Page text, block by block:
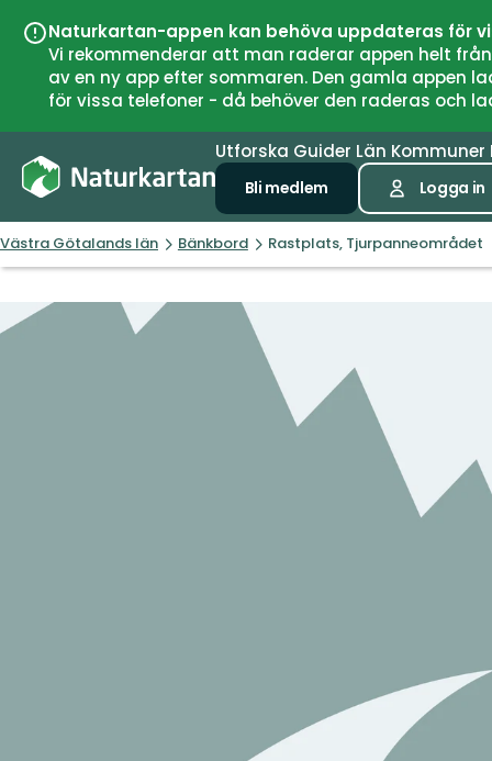
Naturkartan-appen kan behöva uppdateras för
Vi rekommenderar att man raderar appen helt
av en ny app efter sommaren. Den gamla
för vissa telefoner - då behöver den raderas och
Utforska Guider Län Kommuner
Bli medlem Logga in
Västra Götalands län Bänkbord Rastplats, Tjurpanneområdet